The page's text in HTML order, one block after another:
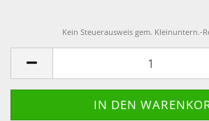
Kein Steuerausweis gem. Kleinuntern.-